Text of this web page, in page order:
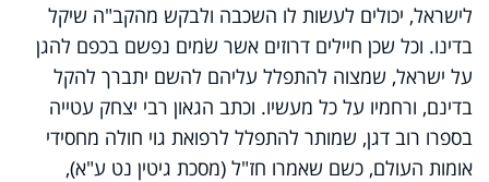
לישראל, יכולים לעשות לו השכבה ולבקש מהקב"ה שיקל
בדינו. וכל שכן חיילים דרוזים אשר שׂמים נפשם בכפם להגן
על ישראל, שמצוה להתפלל עליהם להשם יתברך להקל
בדינם, ורחמיו על כל מעשיו. וכתב הגאון רבי יצחק עטייה
בספרו רוב דגן, שמותר להתפלל לרפואת גוי חולה מחסידי
אומות העולם, כשם שאמרו חז"ל (מסכת גיטין נט ע"א),